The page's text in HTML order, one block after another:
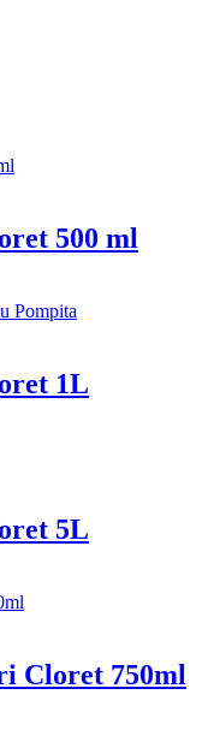
500 ml
1L
5L
Cloret 750ml